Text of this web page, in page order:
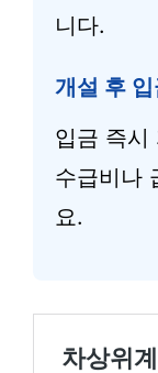
니다.
개설 후
입금 즉시
수급비나
요.